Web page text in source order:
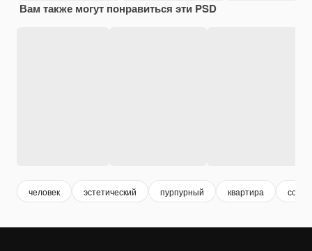
Вам также могут понравиться эти PSD
человек эстетический пурпурный квартира